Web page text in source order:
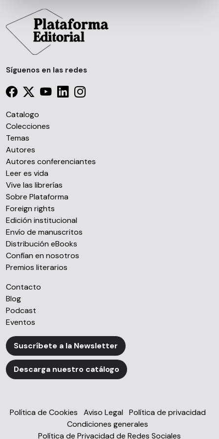
consentimiento en cualquier momento en la Declaración
de cookies.
Las cookies de este sitio web se usan para personalizar
sociales y analizar el tráfico. Además, compartimos
información sobre el uso que haga del sitio web con
nuestros partners de redes sociales, publicidad y análisis
web, quienes pueden combinarla con otra información
que les haya proporcionado o que hayan recopilado a
Síguenos en las redes
Catalogo
Colecciones
Temas
Autores
Autores conferenciantes
Leer es vida
Vive las librerías
Sobre Plataforma
Foreign rights
Edición institucional
Envío de manuscritos
Distribución eBooks
Confían en nosotros
Premios literarios
Contacto
Blog
Podcast
Eventos
Suscríbete a la Newsletter
Descarga nuestro catálogo
Política de Cookies Aviso Legal
Política de privacidad
Condiciones generales
Política de Privacidad de Redes Sociales